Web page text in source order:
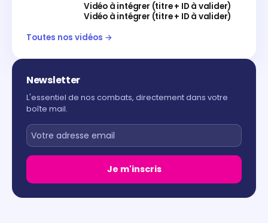
Vidéo à intégrer (titre + ID à valider)
Vidéo à intégrer (titre + ID à valider)
Toutes nos vidéos →
Newsletter
L'essentiel de nos combats, directement dans votre
boîte mail.
Je m'inscris